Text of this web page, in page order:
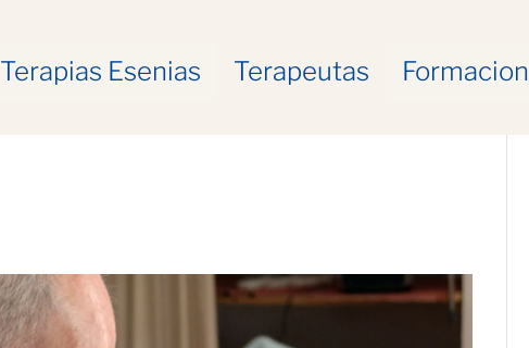
Terapias Esenias Terapeutas Formacion